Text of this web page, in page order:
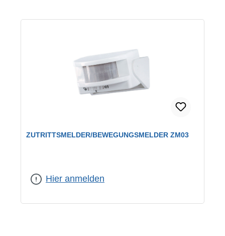
ZUTRITTSMELDER/BEWEGUNGSMELDER ZM03
Hier anmelden